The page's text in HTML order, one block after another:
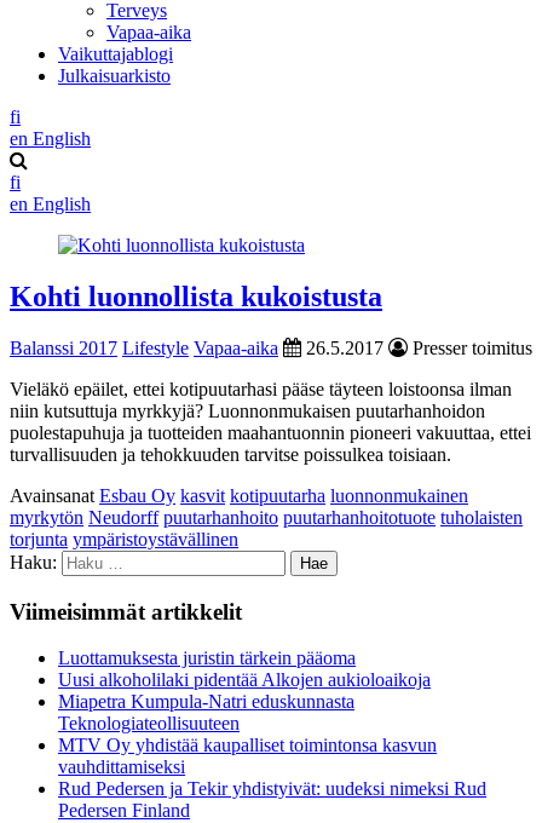
Terveys
Vapaa-aika
Vaikuttajablogi
Julkaisuarkisto
fi
en English
fi
en English
Kohti luonnollista kukoistusta
Balanssi 2017 Lifestyle Vapaa-aika 26.5.2017
Presser toimitus
Vieläkö epäilet, ettei kotipuutarhasi pääse täyteen loistoonsa ilman
niin kutsuttuja myrkkyjä? Luonnonmukaisen puutarhanhoidon
puolestapuhuja ja tuotteiden maahantuonnin pioneeri vakuuttaa, ettei
turvallisuuden ja tehokkuuden tarvitse poissulkea toisiaan.
Avainsanat Esbau Oy kasvit kotipuutarha luonnonmukainen
myrkytön Neudorff puutarhanhoito puutarhanhoitotuote tuholaisten
torjunta ympäristoystävällinen
Haku:
Viimeisimmät artikkelit
Luottamuksesta juristin tärkein pääoma
Uusi alkoholilaki pidentää Alkojen aukioloaikoja
Miapetra Kumpula-Natri eduskunnasta
Teknologiateollisuuteen
MTV Oy yhdistää kaupalliset toimintonsa kasvun
vauhdittamiseksi
Rud Pedersen ja Tekir yhdistyivät: uudeksi nimeksi Rud
Pedersen Finland